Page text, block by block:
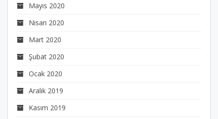
Mayıs 2020
Nisan 2020
Mart 2020
Şubat 2020
Ocak 2020
Aralık 2019
Kasım 2019